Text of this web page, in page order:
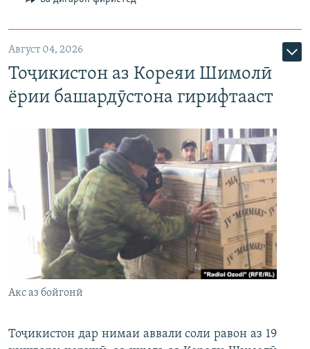
Август 04, 2026
Тоҷикистон аз Кореяи Шимолӣ
ёрии башардӯстона гирифтааст
Акс аз бойгонӣ
Тоҷикистон дар нимаи аввали соли равон аз 19